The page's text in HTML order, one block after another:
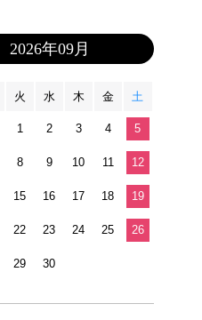
2026年09月
火 水 木 金 土
1 2 3 4 5
8 9 10 11 12
15 16 17 18 19
22 23 24 25 26
29 30